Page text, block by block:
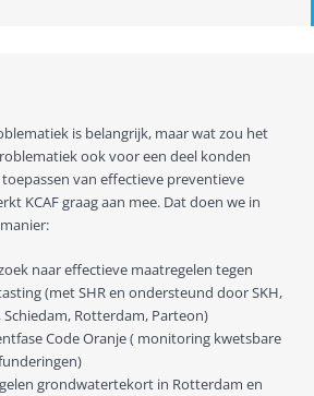
is belangrijk, maar wat zou het
ook voor een deel konden
van effectieve preventieve
KCAF graag aan mee. Dat doen we in
naar effectieve maatregelen tegen
(met SHR en ondersteund door SKH,
Schiedam, Rotterdam, Parteon)
Code Oranje ( monitoring kwetsbare
grondwatertekort in Rotterdam en